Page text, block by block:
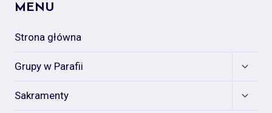
MENU
Strona główna
Grupy w Parafii
Expand
Sakramenty
Expand